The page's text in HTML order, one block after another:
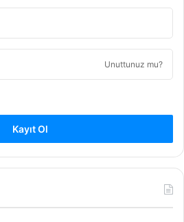
Unuttunuz mu?
Kayıt Ol